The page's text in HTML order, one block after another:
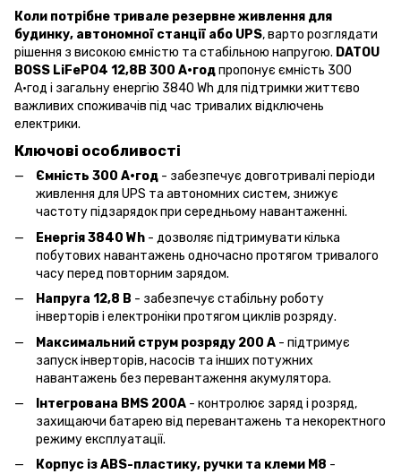
Коли потрібне тривале резервне живлення для
будинку, автономної станції або UPS, варто розглядати
рішення з високою ємністю та стабільною напругою. DATOU
BOSS LiFePO4 12,8В 300 А·годпропонує ємність 300
А·год і загальну енергію 3840 Wh для підтримки життєво
важливих споживачів під час тривалих відключень
електрики.
Ключові особливості
Ємність 300 А·год - забезпечує довготривалі періоди
живлення для UPS та автономних систем, знижує
частоту підзарядок при середньому навантаженні.
Енергія 3840 Wh - дозволяє підтримувати кілька
побутових навантажень одночасно протягом тривалого
часу перед повторним зарядом.
Напруга 12,8 В - забезпечує стабільну роботу
інверторів і електроніки протягом циклів розряду.
Максимальний струм розряду 200 А - підтримує
запуск інверторів, насосів та інших потужних
навантажень без перевантаження акумулятора.
Інтегрована BMS 200A - контролює заряд і розряд,
захищаючи батарею від перевантажень та некоректного
режиму експлуатації.
Корпус із ABS-пластику, ручки та клеми M8 -